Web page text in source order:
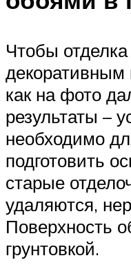
Чтобы
как на фото
результаты –
необходимо
подготовить
старые
удаляются,
Поверхность
грунтовкой.